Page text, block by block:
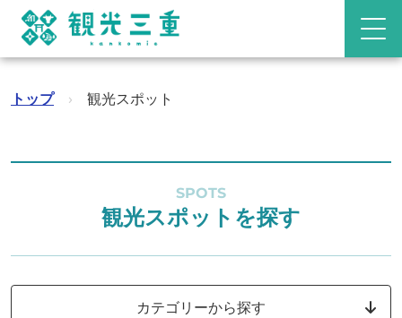
トップ › 観光スポット
SPOTS
観光スポットを探す
カテゴリーから探す